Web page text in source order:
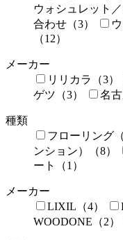
ウォシュレット
合わせ（3）
（12）
メーカー
リリカラ（3）
ゲツ（3）
名
種類
フローリング
ンション）（8）
ート（1）
メーカー
LIXIL（4）
WOODONE（2）